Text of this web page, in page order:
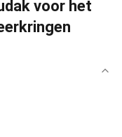
voor het